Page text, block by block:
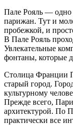
Пале Рояль — одно
парижан. Тут и
пробежкой, и
В Пале Рояль
Увлекательные
фонтаны, которые
Столица Франции
старый город.
культурному
Прежде всего,
архитектурой. По
практически все